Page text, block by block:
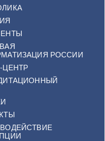
РОССИИ
ЦЕНТР